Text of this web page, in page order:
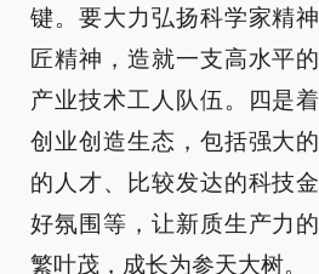
键。要大力弘扬科学家精
匠精神，造就一支高水平
产业技术工人队伍。四是
创业创造生态，包括强大
的人才、比较发达的科技
好氛围等，让新质生产力
繁叶茂，成长为参天大树。